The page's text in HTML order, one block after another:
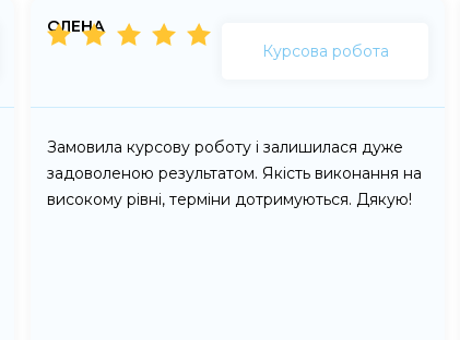
ОЛЕНА
Курсова робота
Замовила курсову роботу і залишилася дуже
задоволеною результатом. Якість виконання на
високому рівні, терміни дотримуються. Дякую!